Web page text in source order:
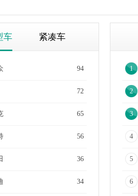
车 紧凑车
94
72
65
56
36
34
1
2
3
4
5
6